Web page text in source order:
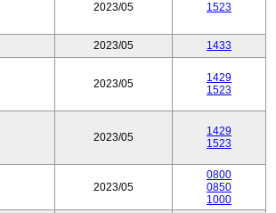
2023/05 1523
2023/05 1433
2023/05
1429
1523
2023/05
1429
1523
2023/05
0800
0850
1000